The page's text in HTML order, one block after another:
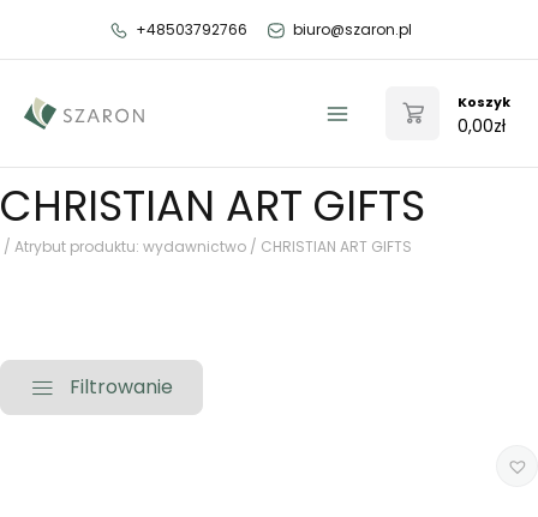
+48503792766 biuro@szaron.pl
Menu
Koszyk
0,00zł
CHRISTIAN ART GIFTS
/ Atrybut produktu: wydawnictwo / CHRISTIAN ART GIFTS
Filtrowanie